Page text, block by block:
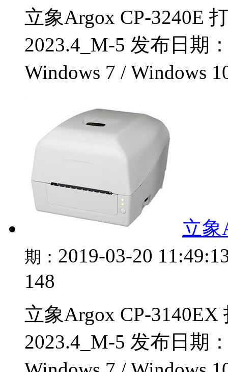
立象Argox CP-3240E
2023.4_M-5 发布日期
Windows 7 / Windows
立象
期： 2019-03-20
148
立象Argox CP-
2023.4_M-5 发布日期